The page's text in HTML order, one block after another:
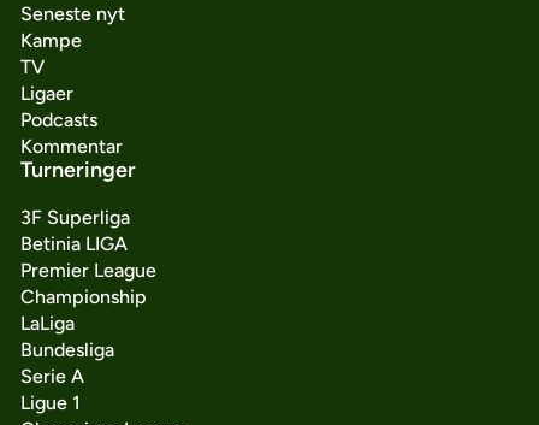
Seneste nyt
Kampe
TV
Ligaer
Podcasts
Kommentar
Turneringer
3F Superliga
Betinia LIGA
Premier League
Championship
LaLiga
Bundesliga
Serie A
Ligue 1